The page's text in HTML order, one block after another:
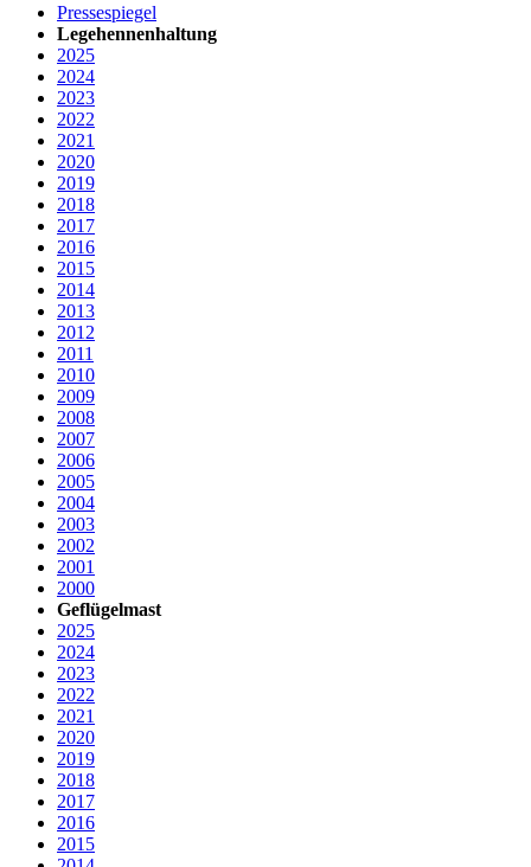
Pressespiegel
Legehennenhaltung
2025
2024
2023
2022
2021
2020
2019
2018
2017
2016
2015
2014
2013
2012
2011
2010
2009
2008
2007
2006
2005
2004
2003
2002
2001
2000
Geflügelmast
2025
2024
2023
2022
2021
2020
2019
2018
2017
2016
2015